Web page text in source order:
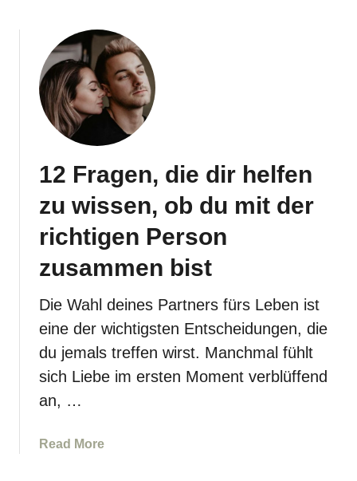
12 Fragen, die dir helfen
zu wissen, ob du mit der
richtigen Person
zusammen bist
Die Wahl deines Partners fürs Leben ist
eine der wichtigsten Entscheidungen, die
du jemals treffen wirst. Manchmal fühlt
sich Liebe im ersten Moment verblüffend
an, …
Read Morea